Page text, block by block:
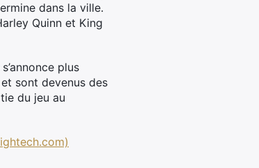
dans la ville.
Quinn et King
plus
sont devenus des
du jeu au